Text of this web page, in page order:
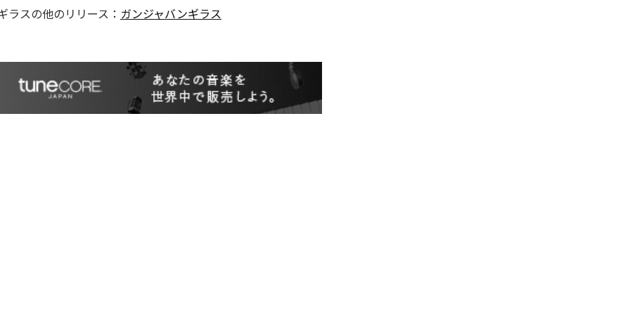
ラスの他のリリース： ガンジャバンギラス